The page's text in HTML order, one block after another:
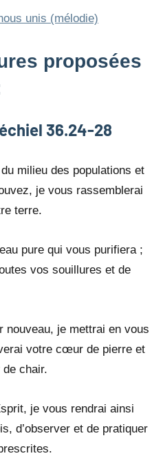
unis (mélodie)
proposées
36.24-28
milieu des populations et
je vous rassemblerai
terre.
pure qui vous purifiera ;
vos souillures et de
je mettrai en vous
votre cœur de pierre et
chair.
je vous rendrai ainsi
d’observer et de pratiquer